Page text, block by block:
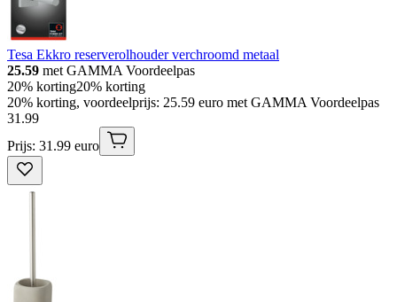
Tesa Ekkro reserverolhouder verchroomd metaal
25.59 met GAMMA Voordeelpas
20% korting20% korting
20% korting, voordeelprijs: 25.59 euro met GAMMA Voordeelpas
31 .99
Prijs: 31.99 euro